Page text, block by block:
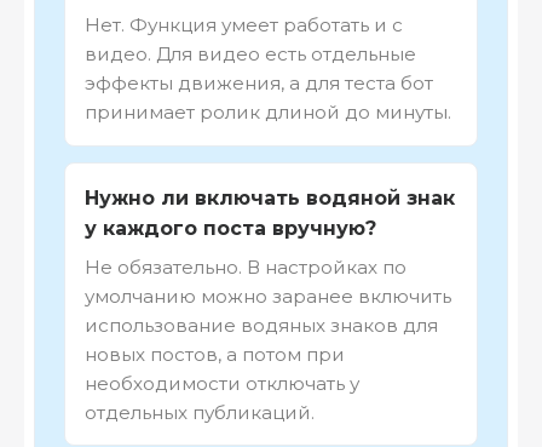
Нет. Функция умеет работать и с
видео. Для видео есть отдельные
эффекты движения, а для теста бот
принимает ролик длиной до минуты.
Нужно ли включать водяной знак
у каждого поста вручную?
Не обязательно. В настройках по
умолчанию можно заранее включить
использование водяных знаков для
новых постов, а потом при
необходимости отключать у
отдельных публикаций.